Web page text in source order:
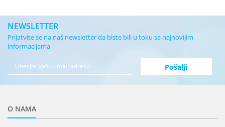
NEWSLETTER
Prijatvite se na naš newsletter da biste bili u toku sa najnovijim
informacijama
O NAMA